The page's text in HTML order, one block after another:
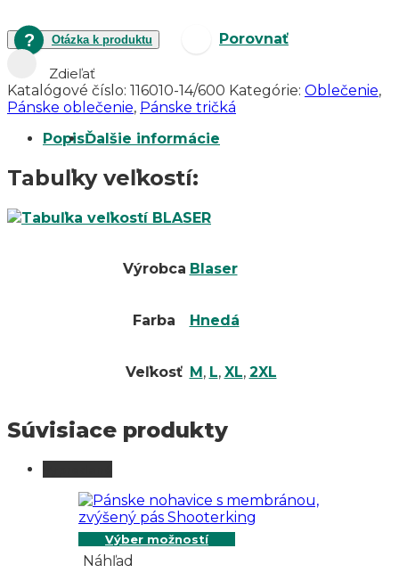
Otázka k produktu Porovnať
Zdieľať
Katalógové číslo: 116010-14/600 Kategórie: Oblečenie,
Pánske oblečenie, Pánske tričká
PopisĎalšie informácie
Tabuľky veľkostí:
Výrobca Blaser
Farba Hnedá
Veľkosť M, L, XL, 2XL
Súvisiace produkty
Výber možností
Náhľad